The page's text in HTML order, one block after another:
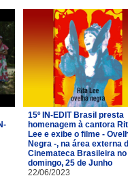
15º IN-EDIT Brasil presta
homenagem à cantora
Lee e exibe o filme -
Negra -, na área externa
Cinemateca Brasileira no
domingo, 25 de Junho
22/06/2023